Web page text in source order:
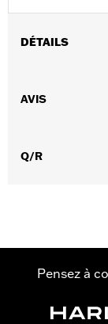
DÉTAILS
FLTRXSE à partir
fourreau
AVIS
Q/R
Pensez à